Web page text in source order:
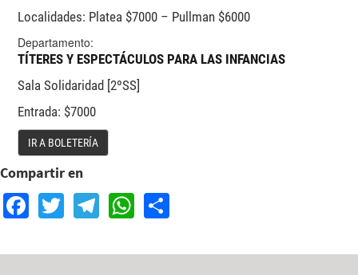
Localidades: Platea $7000 – Pullman $6000
Departamento:
TÍTERES Y ESPECTÁCULOS PARA LAS INFANCIAS
Sala Solidaridad [2ºSS]
Entrada: $7000
IR A BOLETERÍA
Compartir en
Facebook
TwitterTelegram
WhatsApp